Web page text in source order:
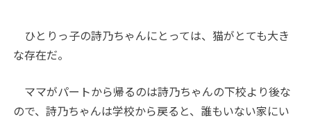
ひとりっ子の詩乃ちゃんにとっては、猫がとても大き
な存在だ。
ママがパートから帰るのは詩乃ちゃんの下校より後な
ので、詩乃ちゃんは学校から戻ると、誰もいない家にい